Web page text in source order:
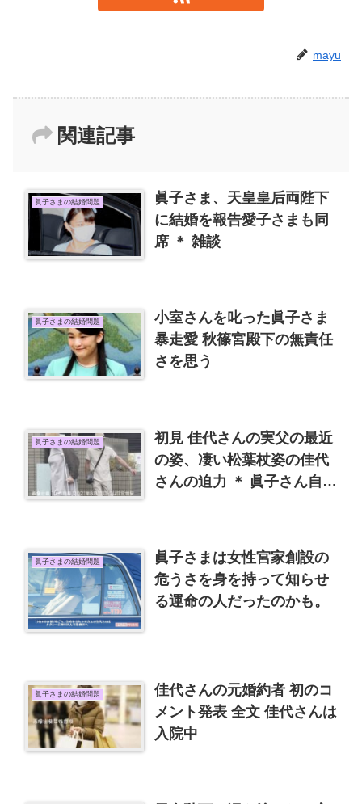
mayu
関連記事
眞子さまの結婚問題
眞子さま、天皇皇后両陛下
に結婚を報告愛子さまも同
席 ＊ 雑談
眞子さまの結婚問題
小室さんを叱った眞子さま
暴走愛 秋篠宮殿下の無責任
さを思う
眞子さまの結婚問題
初見 佳代さんの実父の最近
の姿、凄い松葉杖姿の佳代
さんの迫力 ＊ 眞子さん自由
眞子さまの結婚問題
眞子さまは女性宮家創設の
危うさを身を持って知らせ
る運命の人だったのかも。
眞子さまの結婚問題
佳代さんの元婚約者 初のコ
メント発表 全文 佳代さんは
入院中